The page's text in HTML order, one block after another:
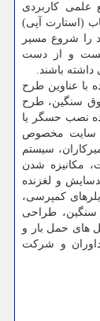
کاربردی
(استارت آپی)
را شروع مسیر
و از دست
داشته باشند.
اصلی و پایانی برگزاری این رویداد ۱۰ ایده با عناوین طرح
سنگین، طرح
نصب حسگر یا
سایت مخصوص
سیستم
مکانیزه شدن
و لغزنده
کمپرسی،
سنگین، طراحی
های حمل بار و
و شرکت